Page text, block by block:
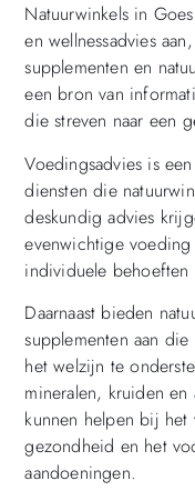
Natuurwinkels in
en wellnessadvies
supplementen en
een bron van
die streven naar een
Voedingsadvies is
diensten die
deskundig advies
evenwichtige
individuele behoeften
Daarnaast bieden
supplementen aan
het welzijn te
mineralen, kruiden
kunnen helpen bij het
gezondheid en het
aandoeningen.